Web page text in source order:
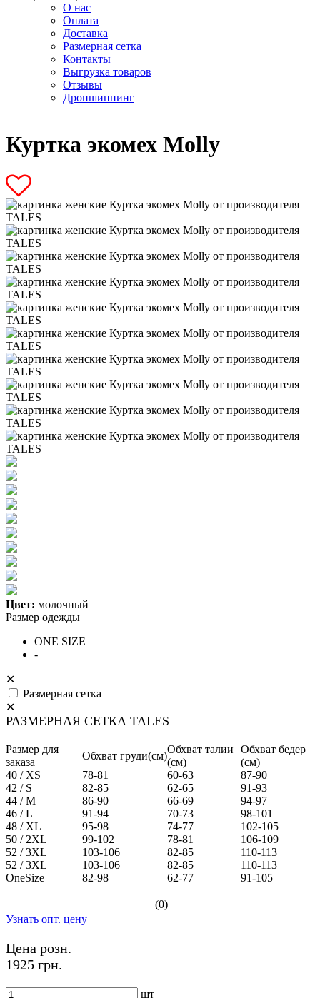
О нас
Оплата
Доставка
Размерная сетка
Контакты
Выгрузка товаров
Отзывы
Дропшиппинг
Куртка экомех Molly
Цвет: молочный
Размер одежды
ONE SIZE
-
✕
Размерная сетка
✕
РАЗМЕРНАЯ СЕТКА TALES
Размер для
заказа
Обхват груди(см)
Обхват талии
(см)
Обхват бедер
(см)
40 / XS
78-81 60-63
87-90
42 / S
82-85 62-65
91-93
44 / M
86-90 66-69
94-97
46 / L
91-94 70-73
98-101
48 / XL
95-98 74-77
102-105
50 / 2XL
99-102 78-81
106-109
52 / 3XL
103-106 82-85
110-113
52 / 3XL
103-106 82-85
110-113
OneSize
82-98 62-77 91-105
(0)
Узнать опт. цену
Цена розн.
1925 грн.
шт